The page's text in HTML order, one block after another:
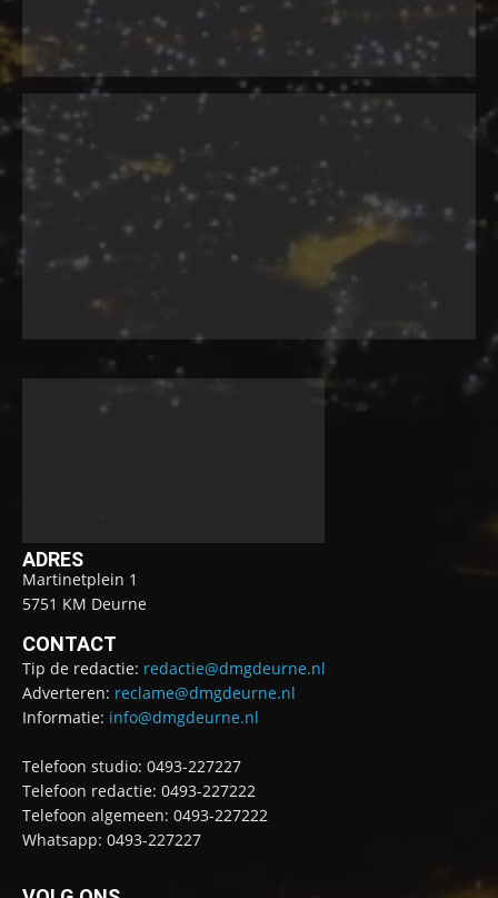
ADRES
Martinetplein 1
5751 KM Deurne
CONTACT
Tip de redactie: redactie@dmgdeurne.nl
Adverteren: reclame@dmgdeurne.nl
Informatie: info@dmgdeurne.nl
Telefoon studio: 0493-227227
Telefoon redactie: 0493-227222
Telefoon algemeen: 0493-227222
Whatsapp: 0493-227227